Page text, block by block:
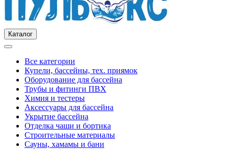
Каталог
Все категории
Купели, бассейны, тех. приямок
Оборудование для бассейна
Трубы и фитинги ПВХ
Химия и тестеры
Аксессуары для бассейна
Укрытие бассейна
Отделка чаши и бортика
Строительные материалы
Сауны, хамамы и бани